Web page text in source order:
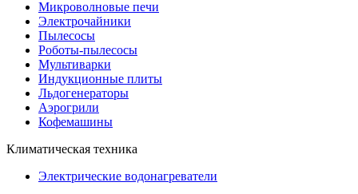
Микроволновые печи
Электрочайники
Пылесосы
Роботы-пылесосы
Мультиварки
Индукционные плиты
Льдогенераторы
Аэрогрили
Кофемашины
Климатическая техника
Электрические водонагреватели